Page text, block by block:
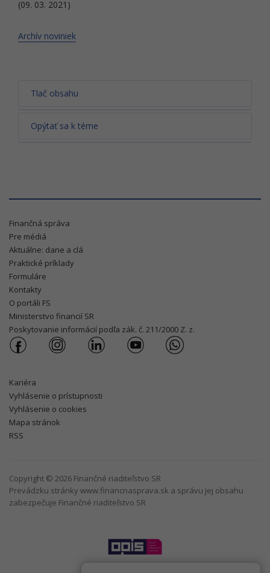
(09. 03. 2021)
Archív noviniek
Tlač obsahu
Opýtať sa k téme
Finančná správa
Pre médiá
Aktuálne: dane a clá
Praktické príklady
Formuláre
Kontakty
O portáli FS
Ministerstvo financií SR
Poskytovanie informácií podľa zák. č. 211/2000 Z. z.
Kariéra
Vyhlásenie o prístupnosti
Vyhlásenie o cookies
Mapa stránok
RSS
Copyright © 2026 Finančné riaditeľstvo SR
Prevádzku stránky www.financnasprava.sk a správu jej obsahu
zabezpečuje Finančné riaditeľstvo SR